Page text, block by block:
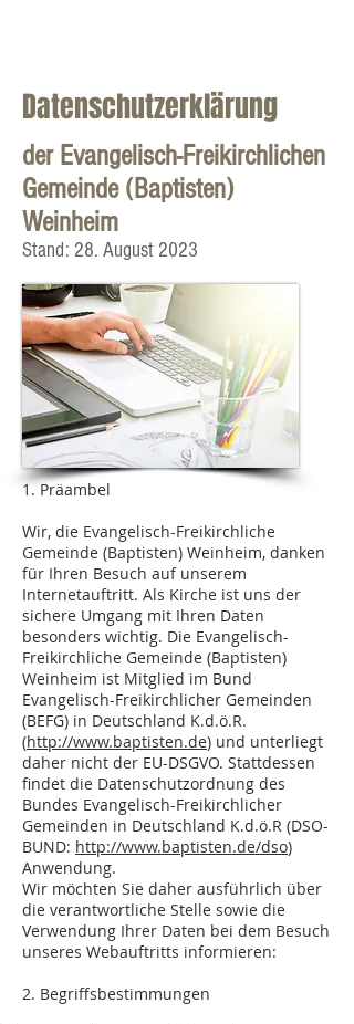
Datenschutzerklärung
der Evangelisch-Freikirchlichen
Gemeinde (Baptisten)
Weinheim
Stand: 28. August 2023
1. Präambel
Wir, die Evangelisch-Freikirchliche
Gemeinde (Baptisten) Weinheim, danken
für Ihren Besuch auf unserem
Internetauftritt. Als Kirche ist uns der
sichere Umgang mit Ihren Daten
besonders wichtig. Die Evangelisch-
Freikirchliche Gemeinde (Baptisten)
Weinheim ist Mitglied im Bund
Evangelisch-Freikirchlicher Gemeinden
(BEFG) in Deutschland K.d.ö.R.
(http://www.baptisten.de) und unterliegt
daher nicht der EU-DSGVO. Stattdessen
findet die Datenschutzordnung des
Bundes Evangelisch-Freikirchlicher
Gemeinden in Deutschland K.d.ö.R (DSO-
BUND: http://www.baptisten.de/dso)
Anwendung.
Wir möchten Sie daher ausführlich über
die verantwortliche Stelle sowie die
Verwendung Ihrer Daten bei dem Besuch
unseres Webauftritts informieren:
2. Begriffsbestimmungen